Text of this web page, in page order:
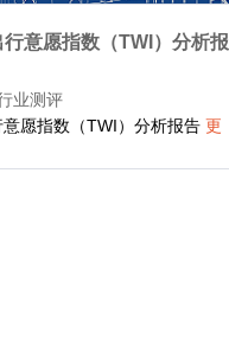
意愿指数（TWI）分析报
业测评
愿指数（TWI）分析报告 更